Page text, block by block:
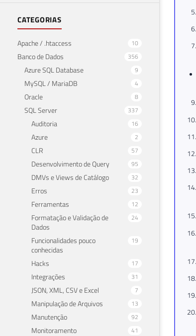
CATEGORIAS
Apache / .htaccess 10
Banco de Dados 356
Azure SQL Database 9
MySQL / MariaDB 4
Oracle 8
SQL Server 337
Auditoria 16
Azure 2
CLR 57
Desenvolvimento de Query 95
DMVs e Views de Catálogo 32
Erros 23
Ferramentas 12
Formatação e Validação de
Dados
24
Funcionalidades pouco
conhecidas
19
Hacks 17
Integrações 31
JSON, XML, CSV e Excel 7
Manipulação de Arquivos 13
Manutenção 92
Monitoramento 41